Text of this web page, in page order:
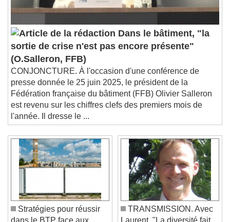
Dans le bâtiment, "la
sortie de crise n'est pas encore présente"
(O.Salleron, FFB)
CONJONCTURE. À l'occasion d'une conférence de
presse donnée le 25 juin 2025, le président de la
Fédération française du bâtiment (FFB) Olivier Salleron
est revenu sur les chiffres clefs des premiers mois de
l'année. Il dresse le ...
Stratégies pour réussir
TRANSMISSION. Avec